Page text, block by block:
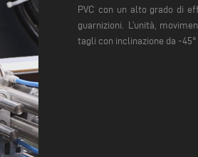
PVC con un alto grado di
guarnizioni. L’unità,
tagli con inclinazione da -45°